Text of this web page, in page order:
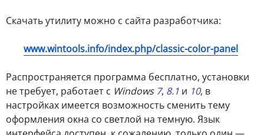
Скачать утилиту можно с сайта разработчика:
www.wintools.info/index.php/classic-color-panel
Распространяется программа бесплатно, установки
не требует, работает с Windows 7, 8.1 и 10, в
настройках имеется возможность сменить тему
оформления окна со светлой на темную. Язык